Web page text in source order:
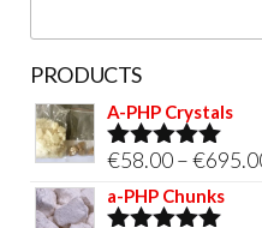
PRODUCTS
A-PHP Crystals
Rated5.00
out of 5
€58.00–€
a-PHP Chunks